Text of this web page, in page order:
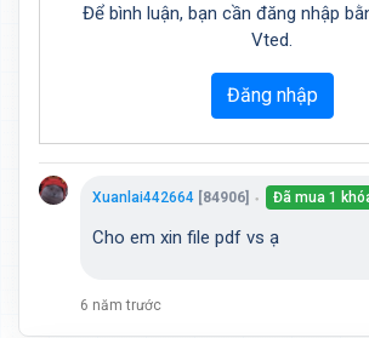
Để bình luận, bạn cần đăng nhập
Vted.
Đăng nhập
Xuanlai442664 [84906] ● Đã mua 1
Cho em xin file pdf vs ạ
6 năm trước